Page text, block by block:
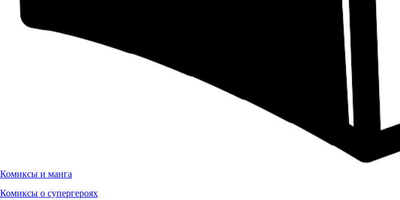
Комиксы и манга
Комиксы о супергероях